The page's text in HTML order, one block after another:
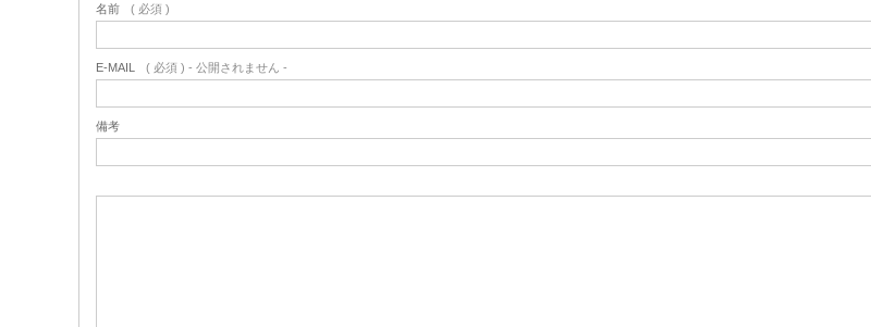
名前 ( 必須 )
E-MAIL ( 必須 ) - 公開されません -
備考